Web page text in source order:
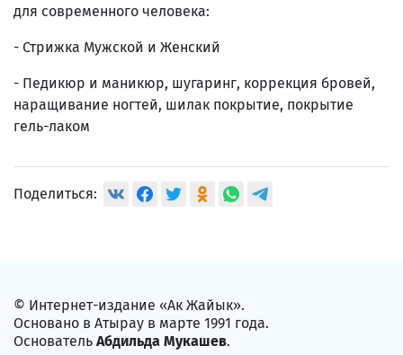
для современного человека:
- Стрижка Мужской и Женский
- Педикюр и маникюр, шугаринг, коррекция бровей,
наращивание ногтей, шилак покрытие, покрытие
гель-лаком
Поделиться:
© Интернет-издание «Ак Жайык».
Основано в Атырау в марте 1991 года.
Основатель Абдильда Мукашев.